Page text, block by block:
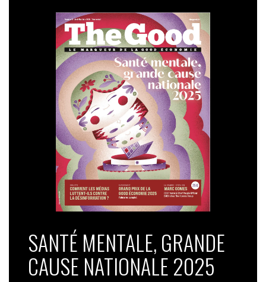
SANTÉ MENTALE, GRANDE
CAUSE NATIONALE 2025